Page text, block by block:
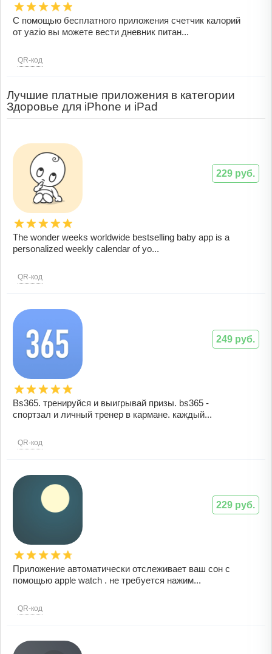
С помощью бесплатного приложения счетчик калорий
от yazio вы можете вести дневник питан...
QR-код
Лучшие платные приложения в категории
Здоровье для iPhone и iPad
The wonder weeks worldwide bestselling baby app is a
personalized weekly calendar of yo...
QR-код
229 руб.
Bs365. тренируйся и выигрывай призы. bs365 -
спортзал и личный тренер в кармане. каждый...
QR-код
249 руб.
Приложение автоматически отслеживает ваш сон с
помощью apple watch . не требуется нажим...
QR-код
229 руб.